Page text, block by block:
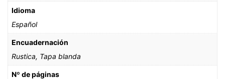
Idioma
Español
Encuadernación
Rustica, Tapa blanda
Nº de páginas